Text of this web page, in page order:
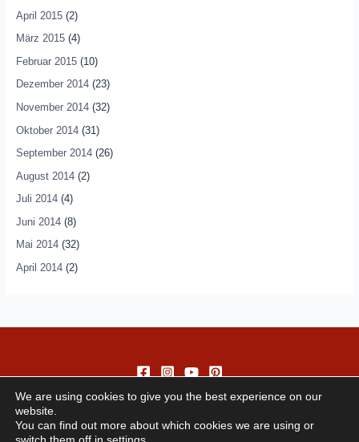
April 2015(2)
März 2015(4)
Februar 2015(10)
Dezember 2014(23)
November 2014(32)
Oktober 2014(31)
September 2014(26)
August 2014(2)
Juli 2014(4)
Juni 2014(8)
Mai 2014(32)
April 2014(2)
We are using cookies to give you the best experience on our
website.
You can find out more about which cookies we are using or